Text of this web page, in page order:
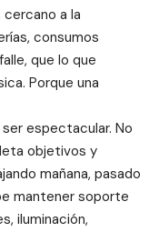
a la
consumos
que lo que
Porque una
espectacular. No
objetivos y
mañana, pasado
mantener soporte
iluminación,